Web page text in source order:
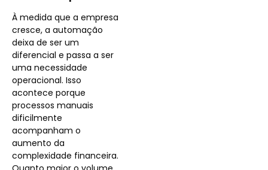
À medida que a empresa
cresce, a automação
deixa de ser um
diferencial e passa a ser
uma necessidade
operacional. Isso
acontece porque
processos manuais
dificilmente
acompanham o
aumento da
complexidade financeira.